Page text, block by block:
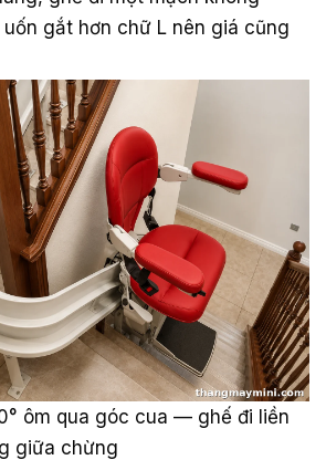
gắt hơn chữ L nên giá cũng
ôm qua góc cua — ghế đi liền
giữa chừng